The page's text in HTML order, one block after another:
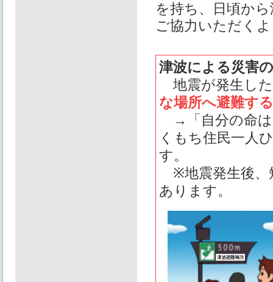
を持ち、日頃か
ご協力いただく
津波による災害
地震が発生し
な場所へ避難す
→「自分の命は
くもち住民一人
す。
※地震発生後、
あります。